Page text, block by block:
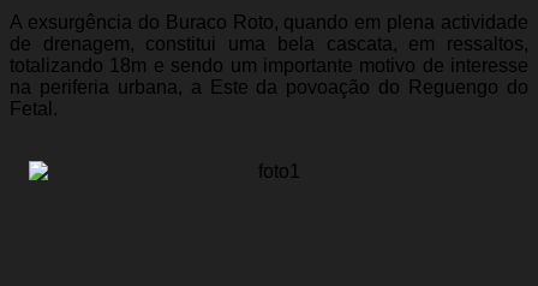
A exsurgência do Buraco Roto, quando em plena actividade
de drenagem, constitui uma bela cascata, em ressaltos,
totalizando 18m e sendo um importante motivo de interesse
na periferia urbana, a Este da povoação do Reguengo do
Fetal.